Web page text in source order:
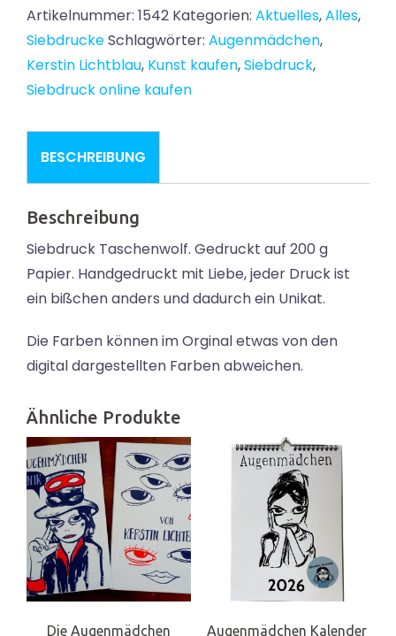
Artikelnummer: 1542 Kategorien: Aktuelles,Alles,
SiebdruckeSchlagwörter: Augenmädchen,
Kerstin Lichtblau, Kunst kaufen,Siebdruck,
Siebdruck online kaufen
BESCHREIBUNG
Beschreibung
Siebdruck Taschenwolf. Gedruckt auf 200 g
Papier. Handgedruckt mit Liebe, jeder Druck ist
ein bißchen anders und dadurch ein Unikat.
Die Farben können im Orginal etwas von den
digital dargestellten Farben abweichen.
Ähnliche Produkte
Die Augenmädchen Augenmädchen Kalender